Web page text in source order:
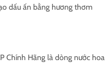
dấu ấn bằng hương thơm
Chính Hãng là dòng nước hoa